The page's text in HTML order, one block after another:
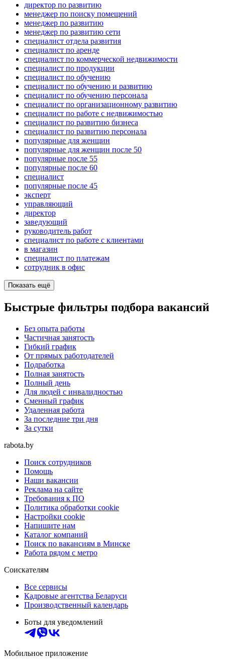
директор по развитию
менеджер по поиску помещений
менеджер по развитию
менеджер по развитию сети
специалист отдела развития
специалист по аренде
специалист по коммерческой недвижимости
специалист по продукции
специалист по обучению
специалист по обучению и развитию
специалист по обучению персонала
специалист по организационному развитию
специалист по работе с недвижимостью
специалист по развитию бизнеса
специалист по развитию персонала
популярные для женщин
популярные для женщин после 50
популярные после 55
популярные после 60
специалист
популярные после 45
эксперт
управляющий
директор
заведующий
руководитель работ
специалист по работе с клиентами
в магазин
специалист по платежам
сотрудник в офис
Показать ещё
Быстрые фильтры подбора вакансий
Без опыта работы
Частичная занятость
Гибкий график
От прямых работодателей
Подработка
Полная занятость
Полный день
Для людей с инвалидностью
Сменный график
Удаленная работа
За последние три дня
За сутки
rabota.by
Поиск сотрудников
Помощь
Наши вакансии
Реклама на сайте
Требования к ПО
Политика обработки cookie
Настройки cookie
Напишите нам
Каталог компаний
Поиск по вакансиям в Минске
Работа рядом с метро
Соискателям
Все сервисы
Кадровые агентства Беларуси
Производственный календарь
Боты для уведомлений
Мобильное приложение